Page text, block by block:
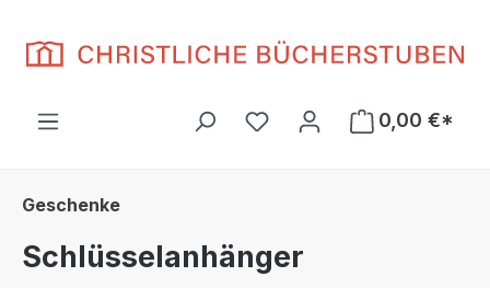
Du hast 0 Produkte auf
0,00 €*
Geschenke
Schlüsselanhänger